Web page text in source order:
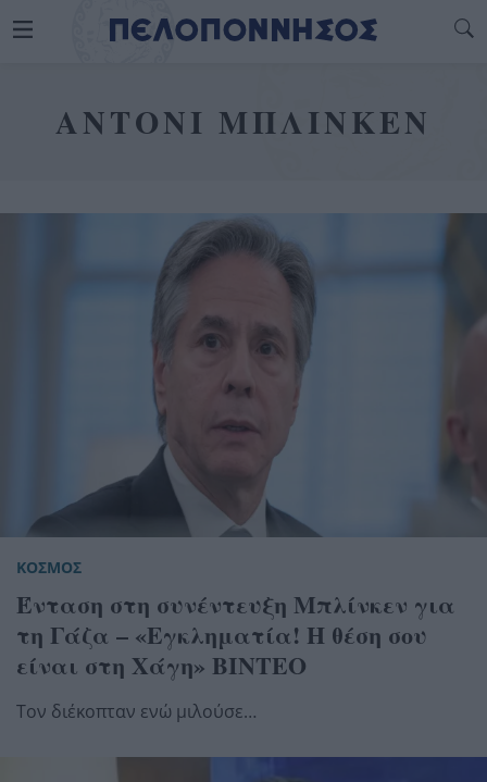
ΑΝΤΟΝΙ ΜΠΛΙΝΚΕΝ
ΚΟΣΜΟΣ
Ένταση στη συνέντευξη Μπλίνκεν για
τη Γάζα – «Εγκληματία! Η θέση σου
είναι στη Χάγη» ΒΙΝΤΕΟ
Τον διέκοπταν ενώ μιλούσε…